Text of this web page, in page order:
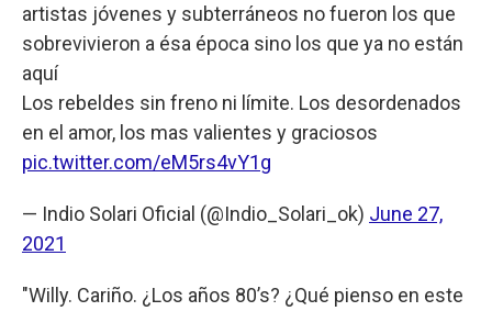
artistas jóvenes y subterráneos no fueron los que
sobrevivieron a ésa época sino los que ya no están
aquí
Los rebeldes sin freno ni límite. Los desordenados
en el amor, los mas valientes y graciosos
pic.twitter.com/eM5rs4vY1g
— Indio Solari Oficial (@Indio_Solari_ok) June 27,
2021
"Willy. Cariño. ¿Los años 80’s? ¿Qué pienso en este